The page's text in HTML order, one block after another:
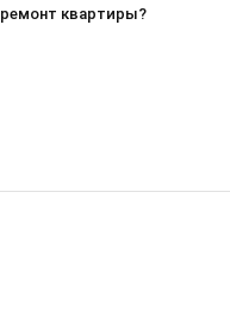
ремонт квартиры?